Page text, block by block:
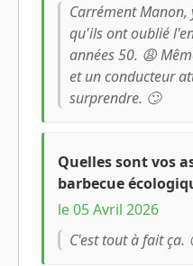
Carrément
qu'ils ont oublié
années 50. 😩
et un conducteur
surprendre. 🙄
Quelles sont vos
barbecue
le 05 Avril 2026
C'est tout à fait ça.